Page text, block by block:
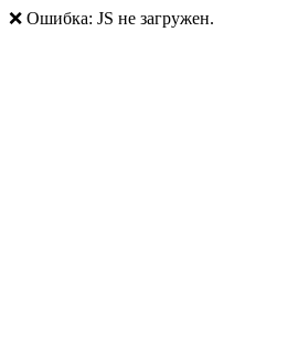
❌ Ошибка: JS не загружен.